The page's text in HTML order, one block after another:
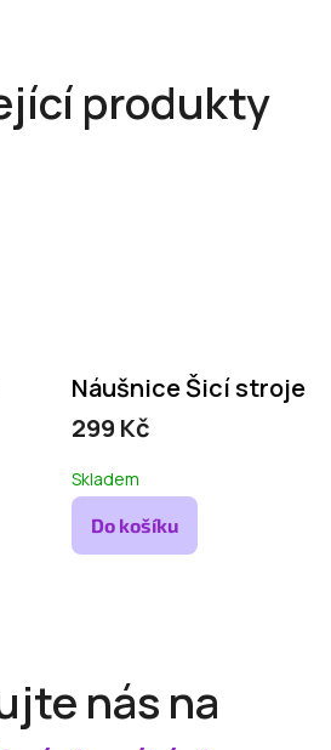
produkty
Náušnice Šicí stroje
299 Kč
Skladem
Do košíku
nás na